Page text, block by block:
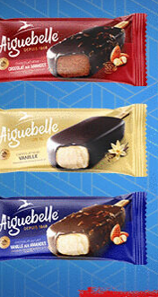
Floyd en mai aux
"Black Lives
culturelles, pour
va